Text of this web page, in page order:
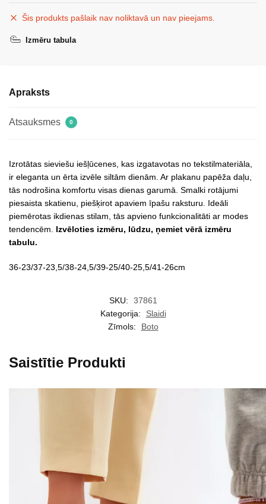
Šis produkts pašlaik nav noliktavā un nav pieejams.
Izmēru tabula
Apraksts
Atsauksmes 0
Izrotātas sieviešu iešļūcenes, kas izgatavotas no tekstilmateriāla,
ir eleganta un ērta izvēle siltām dienām. Ar plakanu papēža daļu,
tās nodrošina komfortu visas dienas garumā. Smalki rotājumi
piesaista skatienu, piešķirot apaviem īpašu raksturu. Ideāli
piemērotas ikdienas stilam, tās apvieno funkcionalitāti ar modes
tendencēm. Izvēloties izmēru, lūdzu, ņemiet vērā izmēru
tabulu.
36-23/37-23,5/38-24,5/39-25/40-25,5/41-26cm
SKU:
37861
Kategorija:
Slaidi
Zīmols:
Boto
Saistītie Produkti